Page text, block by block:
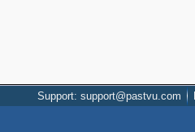
Support: support@pastvu.com